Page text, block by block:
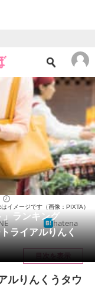
」ランキング
ライアルりんく
イメージです（画像：PIXTA）
hatena
目次を表示
ルりんくうタウ